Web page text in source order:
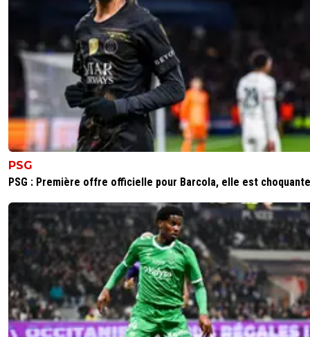
PSG
PSG : Première offre officielle pour Barcola, elle est choquante